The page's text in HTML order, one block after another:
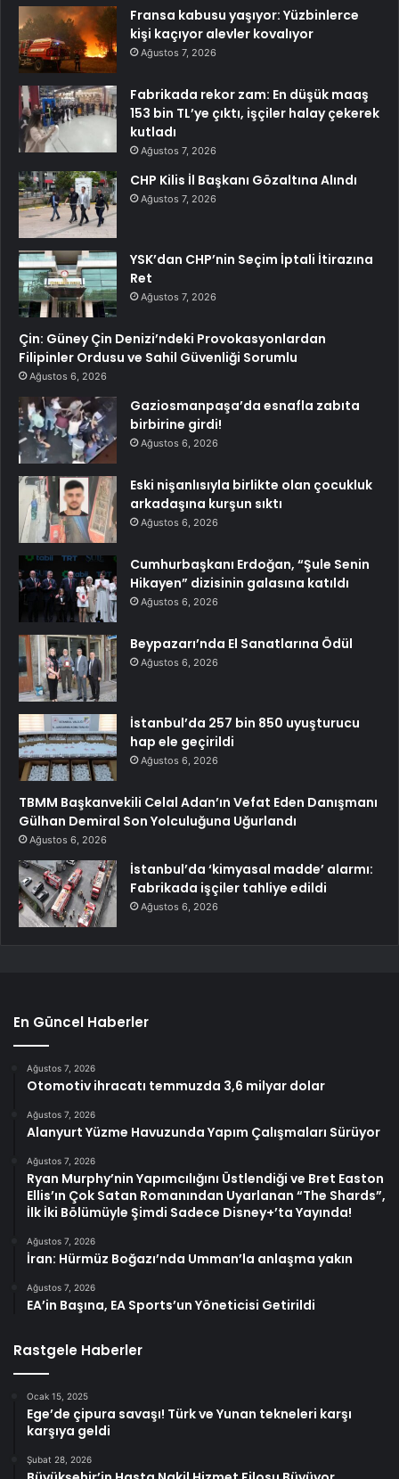
Fransa kabusu yaşıyor: Yüzbinlerce
kişi kaçıyor alevler kovalıyor
Ağustos 7, 2026
Fabrikada rekor zam: En düşük maaş
153 bin TL’ye çıktı, işçiler halay çekerek
kutladı
Ağustos 7, 2026
CHP Kilis İl Başkanı Gözaltına Alındı
Ağustos 7, 2026
YSK’dan CHP’nin Seçim İptali İtirazına
Ret
Ağustos 7, 2026
Çin: Güney Çin Denizi’ndeki Provokasyonlardan
Filipinler Ordusu ve Sahil Güvenliği Sorumlu
Ağustos 6, 2026
Gaziosmanpaşa’da esnafla zabıta
birbirine girdi!
Ağustos 6, 2026
Eski nişanlısıyla birlikte olan çocukluk
arkadaşına kurşun sıktı
Ağustos 6, 2026
Cumhurbaşkanı Erdoğan, “Şule Senin
Hikayen” dizisinin galasına katıldı
Ağustos 6, 2026
Beypazarı’nda El Sanatlarına Ödül
Ağustos 6, 2026
İstanbul’da 257 bin 850 uyuşturucu
hap ele geçirildi
Ağustos 6, 2026
TBMM Başkanvekili Celal Adan’ın Vefat Eden Danışmanı
Gülhan Demiral Son Yolculuğuna Uğurlandı
Ağustos 6, 2026
İstanbul’da ‘kimyasal madde’ alarmı:
Fabrikada işçiler tahliye edildi
Ağustos 6, 2026
En Güncel Haberler
Ağustos 7, 2026
Otomotiv ihracatı temmuzda 3,6 milyar dolar
Ağustos 7, 2026
Alanyurt Yüzme Havuzunda Yapım Çalışmaları Sürüyor
Ağustos 7, 2026
Ryan Murphy’nin Yapımcılığını Üstlendiği ve Bret Easton
Ellis’ın Çok Satan Romanından Uyarlanan “The Shards”,
İlk İki Bölümüyle Şimdi Sadece Disney+’ta Yayında!
Ağustos 7, 2026
İran: Hürmüz Boğazı’nda Umman’la anlaşma yakın
Ağustos 7, 2026
EA’in Başına, EA Sports’un Yöneticisi Getirildi
Rastgele Haberler
Ocak 15, 2025
Ege’de çipura savaşı! Türk ve Yunan tekneleri karşı
karşıya geldi
Şubat 28, 2026